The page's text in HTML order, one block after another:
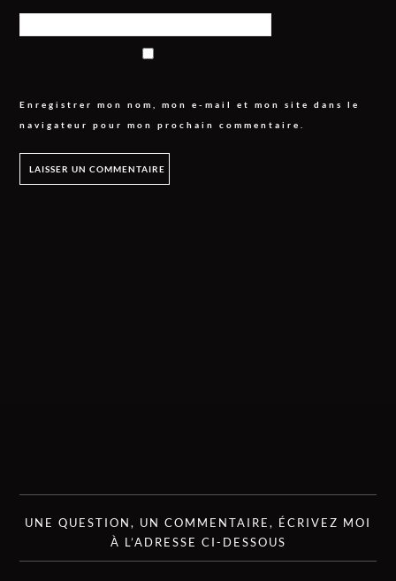
Enregistrer mon nom, mon e-mail et mon site dans le
navigateur pour mon prochain commentaire.
UNE QUESTION, UN COMMENTAIRE, ÉCRIVEZ MOI
À L’ADRESSE CI-DESSOUS